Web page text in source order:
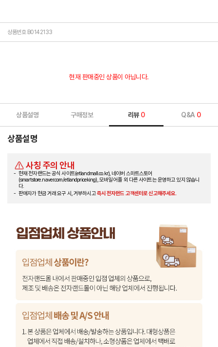
상품번호 B0142133
현재 판매중인 상품이 아닙니다.
상품설명 구매정보 리뷰 0 Q&A 0
상품설명
사칭 주의 안내
현재 전자랜드는 공식 사이트(etlandmall.co.kr), 네이버 스마트스토어
(smartstore.naver.com/etlandpriceking), 모바일 어플 외 다른 사이트는 운영하고 있지 않습니
다.
판매자가 현금 거래 요구 시, 거부하시고즉시 전자랜드 고객센터로 신고해주세요.